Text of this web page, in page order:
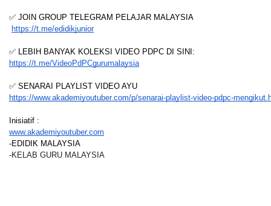
✅ JOIN GROUP TELEGRAM PELAJAR MALAYSIA
https://t.me/edidikjunior
✅ LEBIH BANYAK KOLEKSI VIDEO PDPC DI SINI:
https://t.me/VideoPdPCgurumalaysia
✅ SENARAI PLAYLIST VIDEO AYU
https://www.akademiyoutuber.com/p/senarai-playlist-video-pdpc-
Inisiatif :
www.akademiyoutuber.com
-EDIDIK MALAYSIA
-KELAB GURU MALAYSIA